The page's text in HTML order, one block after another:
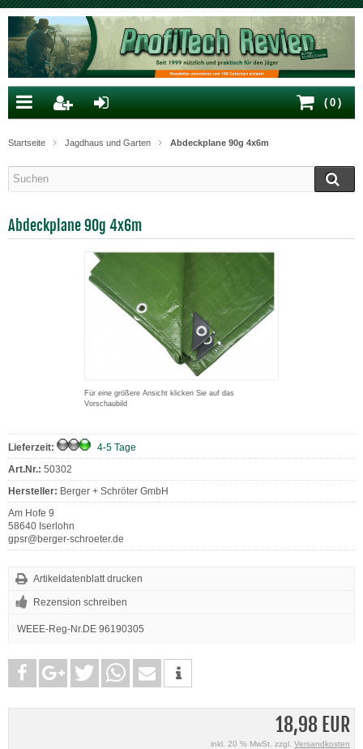
( 0 )
Startseite Jagdhaus und Garten Abdeckplane 90g 4x6m
Abdeckplane 90g 4x6m
Für eine größere Ansicht klicken Sie auf das
Vorschaubild
Lieferzeit:
4-5 Tage
Art.Nr.: 50302
Hersteller: Berger + Schröter GmbH
Am Hofe 9
58640 Iserlohn
gpsr@berger-schroeter.de
Artikeldatenblatt drucken
Rezension schreiben
WEEE-Reg-Nr.DE 96190305
18,98 EUR
inkl. 20 % MwSt. zzgl. Versandkosten